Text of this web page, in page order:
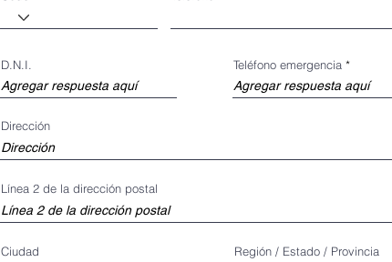
D.N.I. Teléfono emergencia
Dirección
Línea 2 de la dirección postal
Ciudad Región / Estado / Provincia